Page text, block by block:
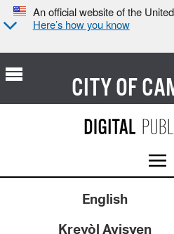
An official website of the
Here’s how you know
CITY OF
English
Kreyòl Ayisyen